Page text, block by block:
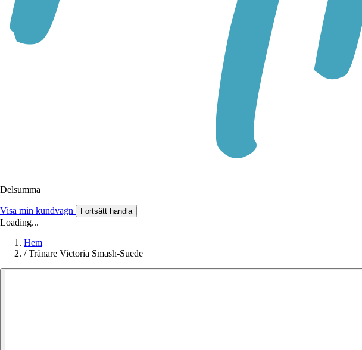
Delsumma
Visa min kundvagn Fortsätt handla
Loading...
Hem
/ Tränare Victoria Smash-Suede